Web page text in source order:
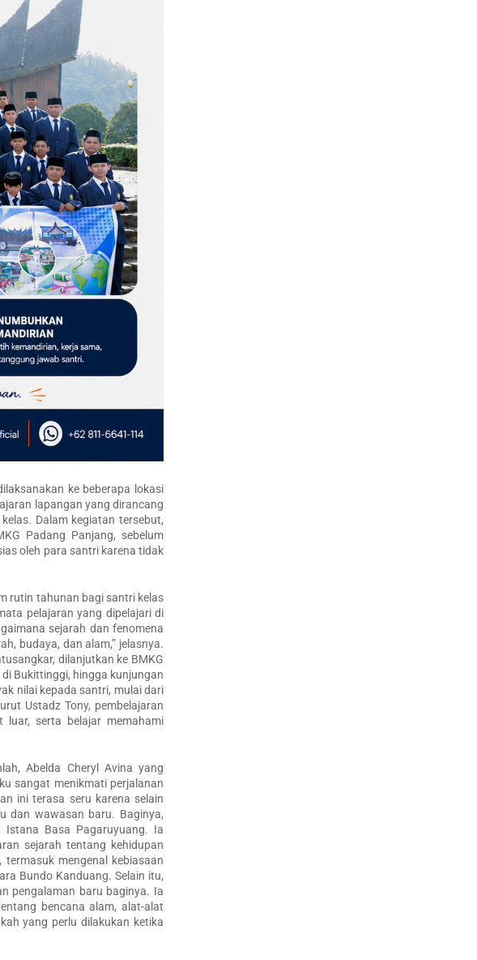
ke beberapa lokasi
lapangan yang dirancang
Dalam kegiatan tersebut,
Padang Panjang, sebelum
oleh para santri karena tidak
rutin tahunan bagi santri kelas
pelajaran yang dipelajari di
sejarah dan fenomena
budaya, dan alam,” jelasnya.
dilanjutkan ke BMKG
Bukittinggi, hingga kunjungan
nilai kepada santri, mulai dari
Ustadz Tony, pembelajaran
serta belajar memahami
Abelda Cheryl Avina yang
sangat menikmati perjalanan
ini terasa seru karena selain
dan wawasan baru. Baginya,
Istana Basa Pagaruyuang. Ia
sejarah tentang kehidupan
mengenal kebiasaan
Bundo Kanduang. Selain itu,
pengalaman baru baginya. Ia
bencana alam, alat-alat
yang perlu dilakukan ketika